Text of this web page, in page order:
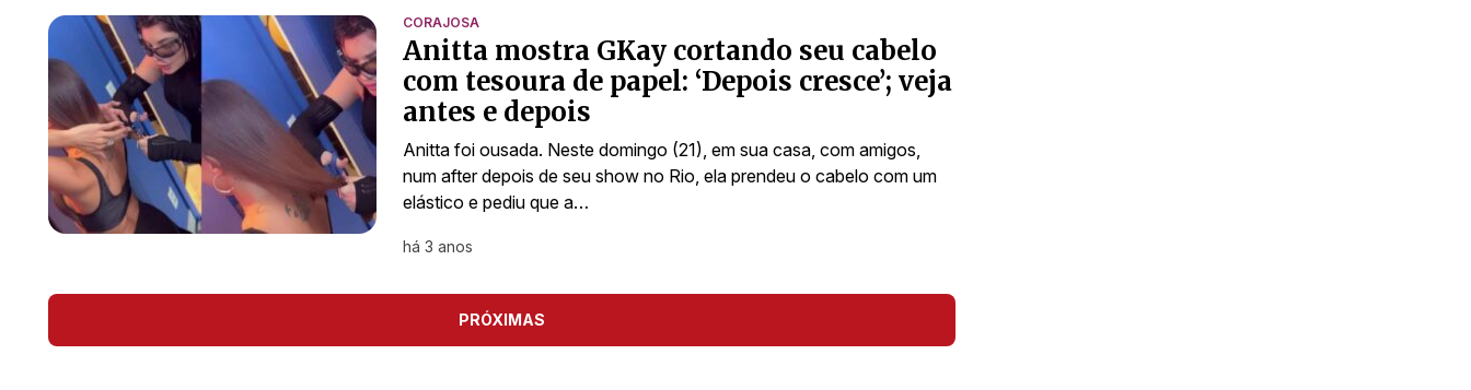
CORAJOSA
Anitta mostra GKay cortando seu cabelo
com tesoura de papel: ‘Depois cresce’; veja
antes e depois
Anitta foi ousada. Neste domingo (21), em sua casa, com amigos,
num after depois de seu show no Rio, ela prendeu o cabelo com um
elástico e pediu que a…
há 3 anos
PRÓXIMAS